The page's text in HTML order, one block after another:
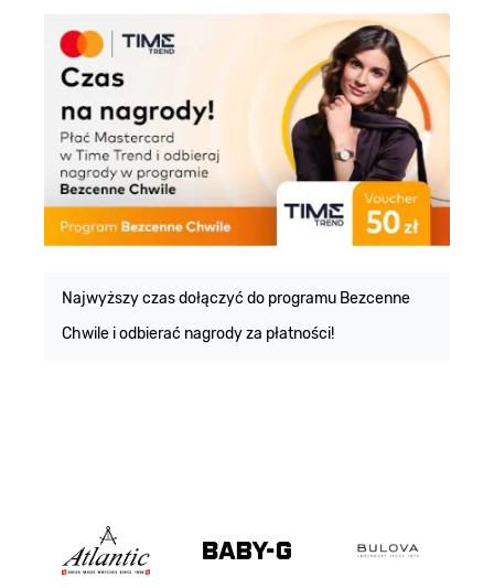
Najwyższy czas dołączyć do programu Bezcenne
Chwile i odbierać nagrody za płatności!